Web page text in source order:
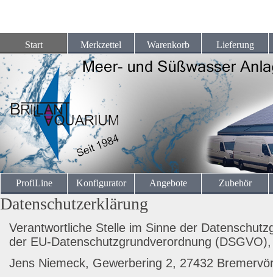
Start Merkzettel Warenkorb Lieferung
ProfiLine Konfigurator Angebote Zubehör
Datenschutzerklärung
Verantwortliche Stelle im Sinne der
der EU-Datenschutzgrundverordnung
Jens Niemeck, Gewerbering 2, 27432